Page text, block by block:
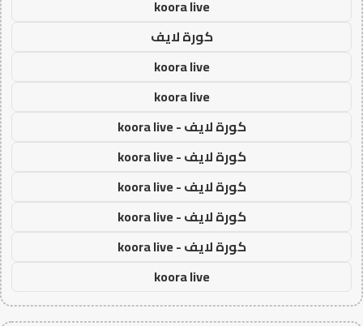
koora live
كورة لايف
koora live
koora live
كورة لايف - koora live
كورة لايف - koora live
كورة لايف - koora live
كورة لايف - koora live
كورة لايف - koora live
koora live